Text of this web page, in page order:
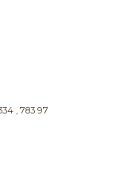
, 783 97